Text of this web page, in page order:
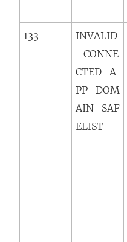
133
INVALID
_CONNE
CTED_A
PP_DOM
AIN_SAF
ELIST